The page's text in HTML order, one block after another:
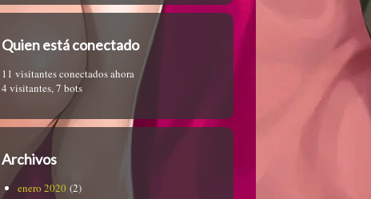
Quien está conectado
11 visitantes conectados ahora
4 visitantes,7 bots
Archivos
enero 2020 (2)